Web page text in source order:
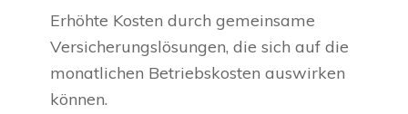
Erhöhte Kosten durch gemeinsame
Versicherungslösungen, die sich auf die
monatlichen Betriebskosten auswirken
können.